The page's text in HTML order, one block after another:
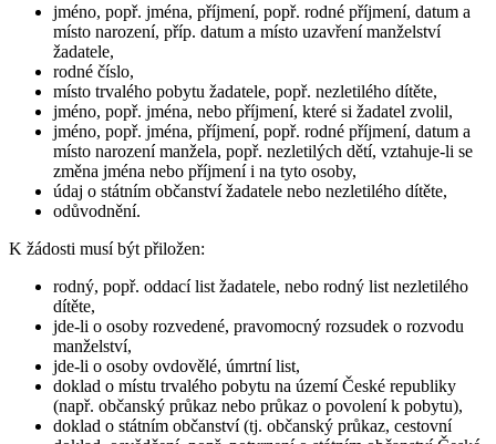
jméno, popř. jména, příjmení, popř. rodné příjmení, datum a
místo narození, příp. datum a místo uzavření manželství
žadatele,
rodné číslo,
místo trvalého pobytu žadatele, popř. nezletilého dítěte,
jméno, popř. jména, nebo příjmení, které si žadatel zvolil,
jméno, popř. jména, příjmení, popř. rodné příjmení, datum a
místo narození manžela, popř. nezletilých dětí, vztahuje-li se
změna jména nebo příjmení i na tyto osoby,
údaj o státním občanství žadatele nebo nezletilého dítěte,
odůvodnění.
K žádosti musí být přiložen:
rodný, popř. oddací list žadatele, nebo rodný list nezletilého
dítěte,
jde-li o osoby rozvedené, pravomocný rozsudek o rozvodu
manželství,
jde-li o osoby ovdovělé, úmrtní list,
doklad o místu trvalého pobytu na území České republiky
(např. občanský průkaz nebo průkaz o povolení k pobytu),
doklad o státním občanství (tj. občanský průkaz, cestovní